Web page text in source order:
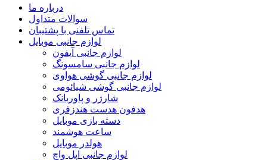
درباره ما
سوالات متداول
تماس تلفنی با پشتیبان
لوازم جانبی موبایل
لوازم جانبی آیفون
لوازم جانبی سامسونگ
لوازم جانبی گوشی هواوی
لوازم جانبی گوشی شیائومی
شارژر و پاوربانک
هدفون هدست هندزفری
دسته بازی موبایل
ساعت هوشمند
هولدر موبایل
لوازم جانبی اپل واچ